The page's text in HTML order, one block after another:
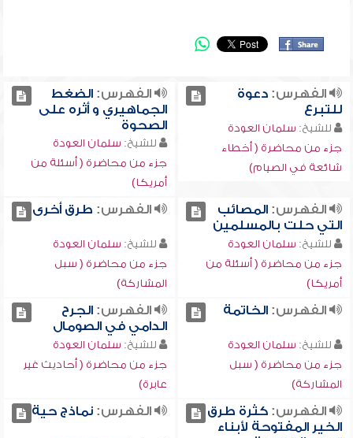
الفهرس:دعوة
للتبرع
للشيخ: سلمان العودة
جزء من محاضرة ( أخطاء
شائعة في الصيام)
الفهرس:الضغط
الجماهيري و أثره على
الصحوة
للشيخ: سلمان العودة
جزء من محاضرة ( أسئلة من
أمريكا)
الفهرس:المصائب
التي حلت بالمسلمين
للشيخ: سلمان العودة
جزء من محاضرة ( أسئلة من
أمريكا)
الفهرس: طرق أخرى
للشيخ: سلمان العودة
جزء من محاضرة ( سبل
المشاركة)
الفهرس:الخاتمة
للشيخ: سلمان العودة
جزء من محاضرة ( سبل
المشاركة)
الفهرس:الجرح
الدامي في الصومال
للشيخ: سلمان العودة
جزء من محاضرة ( أحاديث غير
عابرة)
الفهرس:كثرة طرق
الخير المفتوحة لأبناء
الفهرس:نماذج حية